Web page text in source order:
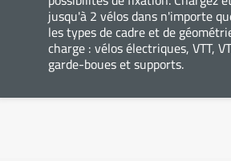
jusqu'à 2 vélos dans n'importe
les types de cadre et de
charge : vélos électriques, VTT,
garde-boues et supports.